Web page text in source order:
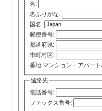
名:
名ふりがな:
国名:
郵便番号:
都道府県:
市町村区:
番地 マンション・アパート
連絡先
電話番号:
ファックス番号: